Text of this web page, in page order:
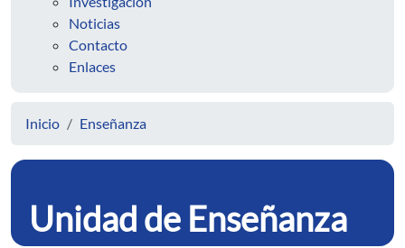
Noticias
Contacto
Enlaces
Inicio Enseñanza
Unidad de Enseñanza